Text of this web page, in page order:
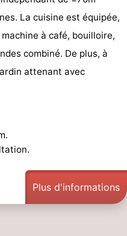
La cuisine est équipée,
à café, bouilloire,
combiné. De plus, à
attenant avec
Plus d'informations